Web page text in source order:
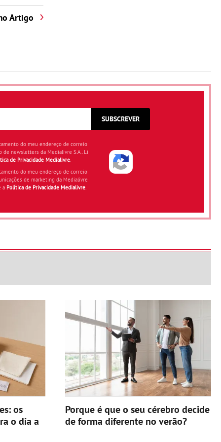
Artigo
SUBSCREVER
do meu endereço de correio
newsletters da Medialivre S.A.. Li
de Privacidade Medialivre.
do meu endereço de correio
de marketing da Medialivre
a Política de Privacidade Medialivre.
os
o dia a
Porque é que o seu cérebro decide
de forma diferente no verão?